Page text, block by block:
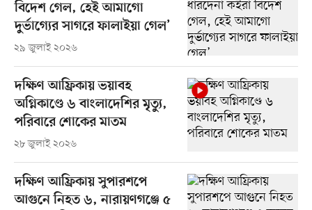
বিদেশ গেল, হেই আমাগো
দুর্ভাগ্যের সাগরে ফালাইয়া গেল’
২৯ জুলাই ২০২৬
দক্ষিণ আফ্রিকায় ভয়াবহ
অগ্নিকাণ্ডে ৬ বাংলাদেশির মৃত্যু,
পরিবারে শোকের মাতম
২৮ জুলাই ২০২৬
দক্ষিণ আফ্রিকায় সুপারশপে
আগুনে নিহত ৬, নারায়ণগঞ্জে ৫